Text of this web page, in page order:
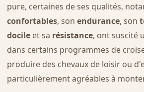
pure, certaines de ses qualités,
confortables, son endurance, son
docileet sa résistance, ont suscité
dans certains programmes de
produire des chevaux de loisir ou
particulièrement agréables à